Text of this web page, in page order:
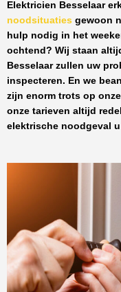
Elektricien Besselaar
noodsituaties gewoon
hulp nodig in het
ochtend? Wij staan
Besselaarzullen uw
inspecteren. En we
zijn enorm trots op
onze tarieven altijd
elektrische noodgeval